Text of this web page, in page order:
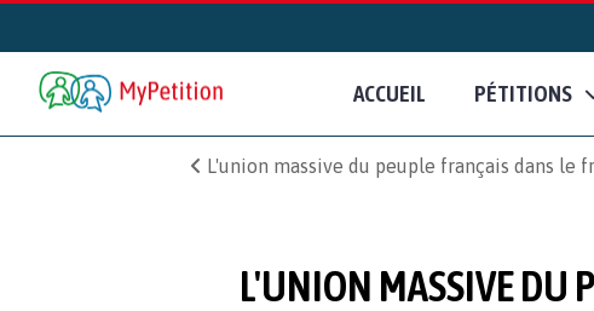
ACCUEIL PÉTITIONS
L'union massive du peuple français dans le
L'UNION MASSIVE DU